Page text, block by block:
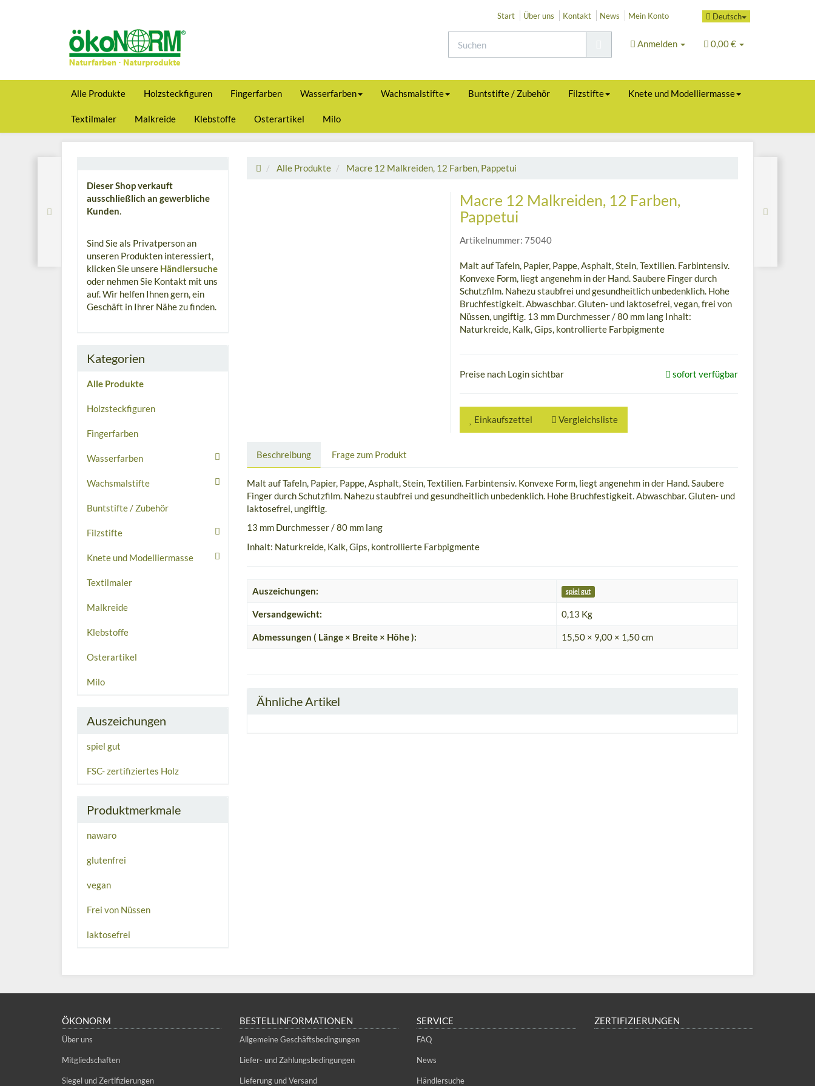
Deutsch
Start Über uns Kontakt News Mein Konto
Anmelden 0,00 €
Alle Produkte Holzsteckfiguren Fingerfarben Wasserfarben Wachsmalstifte Buntstifte / Zubehör Filzstifte Knete und Modelliermasse
Textilmaler Malkreide Klebstoffe Osterartikel Milo
Alle Produkte Macre 12 Malkreiden, 12 Farben, Pappetui
Macre 12 Malkreiden, 12 Farben,
Pappetui
Artikelnummer: 75040
Malt auf Tafeln, Papier, Pappe, Asphalt, Stein, Textilien. Farbintensiv.
Konvexe Form, liegt angenehm in der Hand. Saubere Finger durch
Schutzfilm. Nahezu staubfrei und gesundheitlich unbedenklich. Hohe
Bruchfestigkeit. Abwaschbar. Gluten- und laktosefrei, vegan, frei von
Nüssen, ungiftig. 13 mm Durchmesser / 80 mm lang Inhalt:
Naturkreide, Kalk, Gips, kontrollierte Farbpigmente
Preise nach Login sichtbar sofort verfügbar
Einkaufszettel Vergleichsliste
Beschreibung Frage zum Produkt
Malt auf Tafeln, Papier, Pappe, Asphalt, Stein, Textilien. Farbintensiv. Konvexe Form, liegt angenehm in der Hand. Saubere
Finger durch Schutzfilm. Nahezu staubfrei und gesundheitlich unbedenklich. Hohe Bruchfestigkeit. Abwaschbar. Gluten- und
laktosefrei, ungiftig.
13 mm Durchmesser / 80 mm lang
Inhalt: Naturkreide, Kalk, Gips, kontrollierte Farbpigmente
Auszeichungen: spiel gut
Versandgewicht: 0,13 Kg
Abmessungen ( Länge × Breite × Höhe ): 15,50 × 9,00 × 1,50 cm
Ähnliche Artikel
Dieser Shop verkauft
ausschließlich an gewerbliche
Kunden.
Sind Sie als Privatperson an
unseren Produkten interessiert,
klicken Sie unsere Händlersuche
oder nehmen Sie Kontakt mit uns
auf. Wir helfen Ihnen gern, ein
Geschäft in Ihrer Nähe zu finden.
Kategorien
Alle Produkte
Holzsteckfiguren
Fingerfarben
Wasserfarben
Wachsmalstifte
Buntstifte / Zubehör
Filzstifte
Knete und Modelliermasse
Textilmaler
Malkreide
Klebstoffe
Osterartikel
Milo
Auszeichungen
spiel gut
FSC- zertifiziertes Holz
Produktmerkmale
nawaro
glutenfrei
vegan
Frei von Nüssen
laktosefrei
ÖKONORM
Über uns
Mitgliedschaften
Siegel und Zertifizierungen
BESTELLINFORMATIONEN
Allgemeine Geschäftsbedingungen
Liefer- und Zahlungsbedingungen
Lieferung und Versand
SERVICE
FAQ
News
Händlersuche
ZERTIFIZIERUNGEN